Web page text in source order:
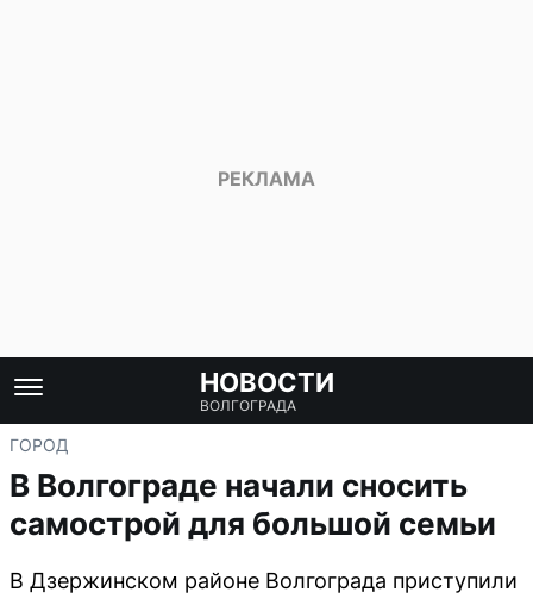
НОВОСТИ
ВОЛГОГРАДА
ГОРОД
В Волгограде начали сносить
самострой для большой семьи
В Дзержинском районе Волгограда приступили